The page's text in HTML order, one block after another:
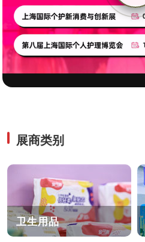
专业观众
15,264
同期活
动
20
展商类别
卫生用品